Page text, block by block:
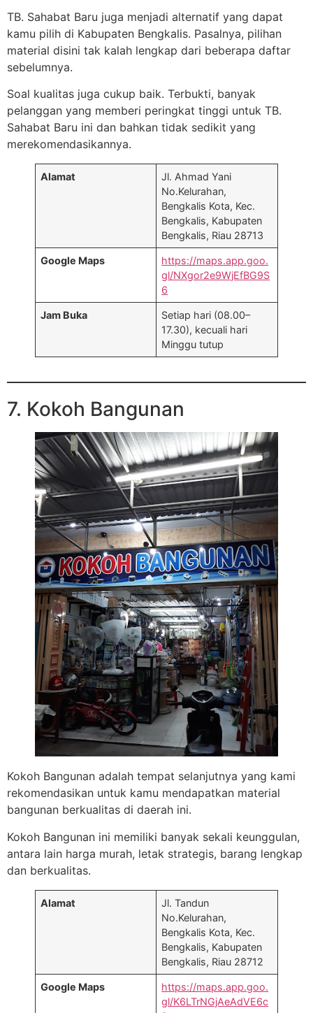
TB. Sahabat Baru juga menjadi alternatif yang dapat
kamu pilih di Kabupaten Bengkalis. Pasalnya, pilihan
material disini tak kalah lengkap dari beberapa daftar
sebelumnya.
Soal kualitas juga cukup baik. Terbukti, banyak
pelanggan yang memberi peringkat tinggi untuk TB.
Sahabat Baru ini dan bahkan tidak sedikit yang
merekomendasikannya.
Alamat
Jl. Ahmad Yani
No.Kelurahan,
Bengkalis Kota, Kec.
Bengkalis, Kabupaten
Bengkalis, Riau 28713
Google Maps
https://maps.app.goo.
gl/NXgor2e9WjEfBG9S
6
Jam Buka
Setiap hari (08.00–
17.30), kecuali hari
Minggu tutup
7. Kokoh Bangunan
Kokoh Bangunan adalah tempat selanjutnya yang kami
rekomendasikan untuk kamu mendapatkan material
bangunan berkualitas di daerah ini.
Kokoh Bangunan ini memiliki banyak sekali keunggulan,
antara lain harga murah, letak strategis, barang lengkap
dan berkualitas.
Alamat
Jl. Tandun
No.Kelurahan,
Bengkalis Kota, Kec.
Bengkalis, Kabupaten
Bengkalis, Riau 28712
Google Maps
https://maps.app.goo.
gl/K6LTrNGjAeAdVE6c